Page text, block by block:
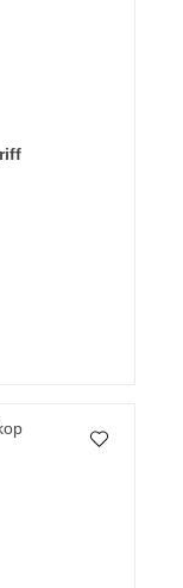
5 Sternen